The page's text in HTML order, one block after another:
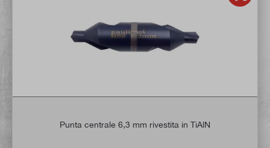
Punta centrale 6,3 mm rivestita in TiAlN